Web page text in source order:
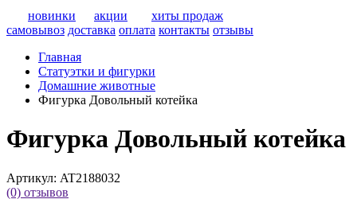
новинки акции
хиты продаж
самовывоз доставка оплата контакты отзывы
Главная
Статуэтки и фигурки
Домашние животные
Фигурка Довольный котейка
Фигурка Довольный котейка
Артикул: AT2188032
(0) отзывов